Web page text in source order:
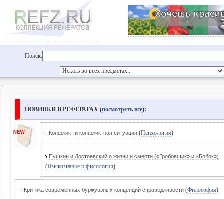
Поиск:
НОВИНКИ В РЕФЕРАТАХ (посмотреть все):
Конфликт и конфликтная ситуация (Психология)
Пушкин и Достоевский о жизни и смерти («Гробовщик» и «Бобок»)
(Языкознание и филология)
Критика современных буржуазных концепций справедливости (Философия)